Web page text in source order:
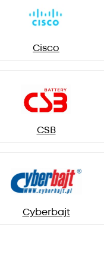
Cisco
CSB
Cyberbajt